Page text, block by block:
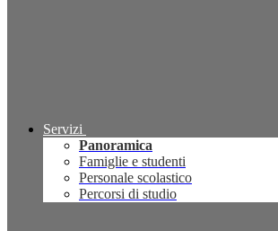
Servizi
Panoramica
Famiglie e studenti
Personale scolastico
Percorsi di studio